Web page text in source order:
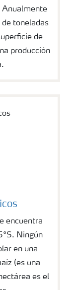
Anualmente
toneladas
de
producción
encuentra
Ningún
en una
(es una
es el